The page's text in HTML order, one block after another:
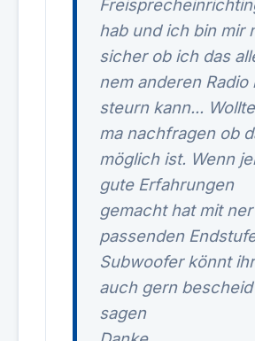
hab und ich bin mir
sicher ob ich das
nem anderen Radio
steurn kann...
ma nachfragen ob
möglich ist. Wenn
gute Erfahrungen
gemacht hat mit ner
passenden
Subwoofer könnt
auch gern bescheid
sagen